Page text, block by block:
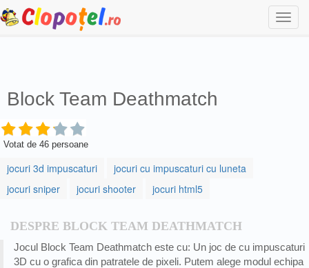
Block Team Deathmatch
Votat de 46 persoane
jocuri 3d impuscaturi
jocuri cu impuscaturi cu luneta
jocuri sniper
jocuri shooter jocuri html5
DESPRE BLOCK TEAM DEATHMATCH
Jocul Block Team Deathmatch este cu: Un joc de cu impuscaturi
3D cu o grafica din patratele de pixeli. Putem alege modul echipa